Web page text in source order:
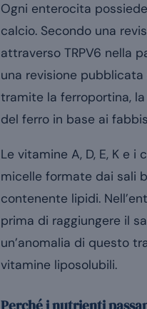
Ogni enterocita
calcio. Secondo una
attraverso TRPV6 nella
una revisione pubblicata
tramite la ferroportina,
del ferro in base ai
Le vitamine A, D, E, K e
micelle formate dai sali
contenente lipidi.
prima di raggiungere il
un’anomalia di questo
vitamine liposolubili.